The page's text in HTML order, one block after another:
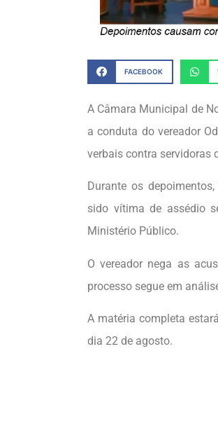
FACEBOOK
A Câmara Municipal de
a conduta do vereador
verbais contra servidoras
Durante os
sido vítima de assédio
Ministério Público.
O vereador nega as
processo segue em
A matéria completa
dia 22 de agosto.